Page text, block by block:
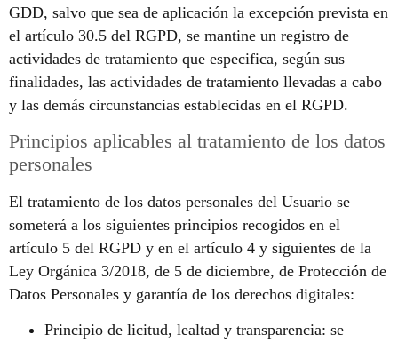
GDD, salvo que sea de aplicación la excepción prevista en
el artículo 30.5 del RGPD, se mantine un registro de
actividades de tratamiento que especifica, según sus
finalidades, las actividades de tratamiento llevadas a cabo
y las demás circunstancias establecidas en el RGPD.
Principios aplicables al tratamiento de los datos
personales
El tratamiento de los datos personales del Usuario se
someterá a los siguientes principios recogidos en el
artículo 5 del RGPD y en el artículo 4 y siguientes de la
Ley Orgánica 3/2018, de 5 de diciembre, de Protección de
Datos Personales y garantía de los derechos digitales:
Principio de licitud, lealtad y transparencia: se